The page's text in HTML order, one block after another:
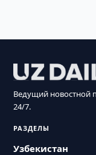
Ведущий новостной
24/7.
РАЗДЕЛЫ
Узбекистан